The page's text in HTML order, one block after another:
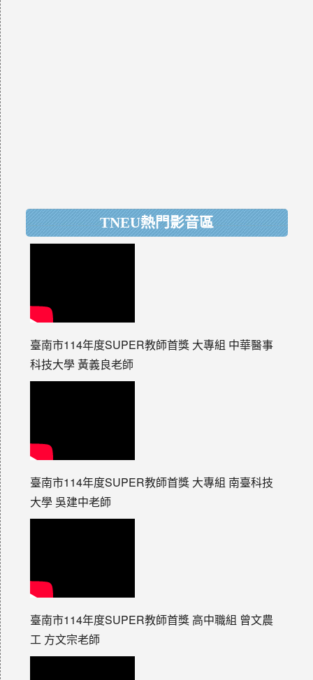
TNEU熱門影音區
臺南市114年度SUPER教師首獎 大專組 中華醫事
科技大學 黃義良老師
臺南市114年度SUPER教師首獎 大專組 南臺科技
大學 吳建中老師
臺南市114年度SUPER教師首獎 高中職組 曾文農
工 方文宗老師